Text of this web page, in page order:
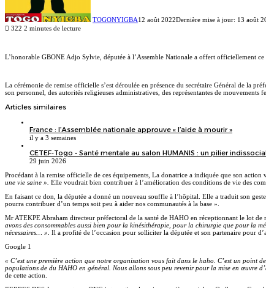
TOGONYIGBA12 août 2022Dernière mise à jour: 13 août
322 2 minutes de lecture
L’honorable GBONE Adjo Sylvie, députée à l’Assemble Nationale a offert officiellement
La cérémonie de remise officielle s’est déroulée en présence du secrétaire Général de la
son personnel, des autorités religieuses administratives, des représentantes de mouvements
Articles similaires
France : l’Assemblée nationale approuve « l’aide à mourir »
il y a 3 semaines
CETEF-Togo • Santé mentale au salon HUMANIS : un pilier
29 juin 2026
Procédant à la remise officielle de ces équipements, La donatrice a indiquée que son action
une vie saine ». Elle voudrait bien contribuer à l’amélioration des conditions de vie des
En faisant ce don, la députée a donné un nouveau souffle à l’hôpital. Elle a traduit son
pourra contribuer d’un temps soit peu à aider nos communautés à la base ».
Mr ATEKPE Abraham directeur préfectoral de la santé de HAHO en réceptionnant le lot de
avons des consommables aussi bien pour la kinésithérapie, pour la chirurgie que pour la
nécessaires… » . Il a profité de l’occasion pour solliciter la députée et son partenaire pour
Google 1
« C’est une première action que notre organisation vous fait dans le haho. C’est un point
populations de du HAHO en général. Nous allons sous peu revenir pour la mise en œuvre
de cette action.